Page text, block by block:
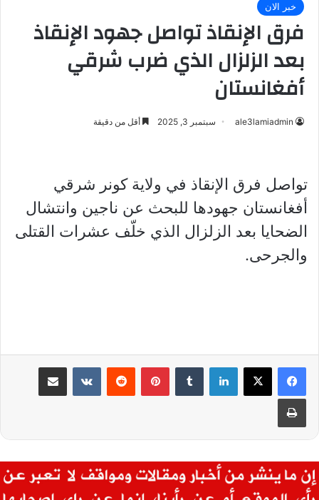
خبر الان
فرق الإنقاذ تواصل جهود الإنقاذ
بعد الزلزال الذي ضرب شرقي
أفغانستان
ale3lamiadmin سبتمبر 3, 2025 أقل من دقيقة
تواصل فرق الإنقاذ في ولاية كونر شرقي
أفغانستان جهودها للبحث عن ناجين وانتشال
الضحايا بعد الزلزال الذي خلّف عشرات القتلى
والجرحى.
لينكدإن بينتيريست مشاركة عبر البريد
طباعة